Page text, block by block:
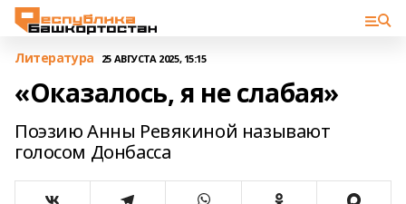
Литература 25 АВГУСТА 2025, 15:15
«Оказалось, я не слабая»
Поэзию Анны Ревякиной называют
голосом Донбасса